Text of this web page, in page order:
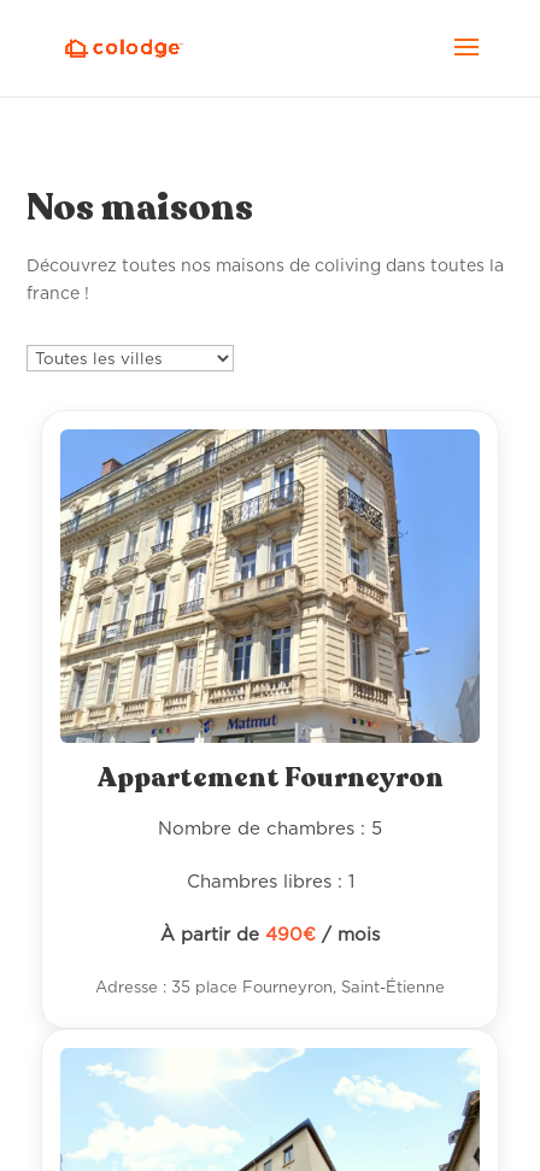
Nos maisons
Découvrez toutes nos maisons de coliving dans toutes la
france !
Appartement Fourneyron
Nombre de chambres : 5
Chambres libres : 1
À partir de 490€ / mois
Adresse : 35 place Fourneyron, Saint-Étienne